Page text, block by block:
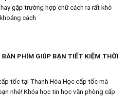
gặp trường hợp chữ cách ra rất khó
cách
PHÍM GIÚP BẠN TIẾT KIỆM THỜI
tốc tại Thanh Hóa Học cấp tốc mà
nhé! Khóa học tin học văn phòng cấp